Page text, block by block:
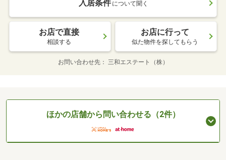
入居条件 について聞く
お店で直接
相談する
お店に行って
似た物件を探してもらう
お問い合わせ先 三和エステート（株）
ほかの店舗から問い合わせる（2件）